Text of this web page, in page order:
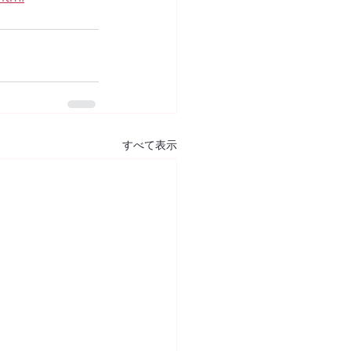
すべて表示